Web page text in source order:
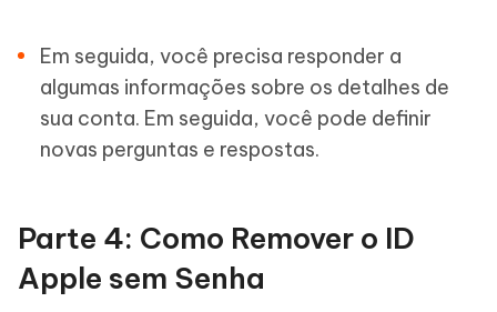
Em seguida, você precisa responder a
algumas informações sobre os detalhes de
sua conta. Em seguida, você pode definir
novas perguntas e respostas.
Parte 4: Como Remover o ID
Apple sem Senha